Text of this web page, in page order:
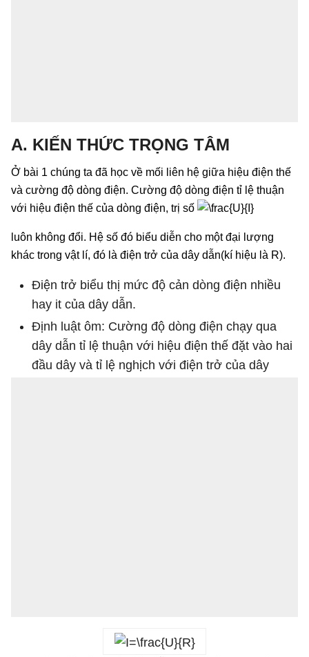
A. KIẾN THỨC TRỌNG TÂM
Ở bài 1 chúng ta đã học về mối liên hệ giữa hiệu điện thế
và cường độ dòng điện. Cường độ dòng điện tỉ lệ thuận
với hiệu điện thế của dòng điện, trị số
luôn không đổi. Hệ số đó biểu diễn cho một đại lượng
khác trong vật lí, đó là điện trở của dây dẫn(kí hiệu là R).
Điện trở biểu thị mức độ cản dòng điện nhiều
hay it của dây dẫn.
Định luật ôm: Cường độ dòng điện chạy qua
dây dẫn tỉ lệ thuận với hiệu điện thế đặt vào hai
đầu dây và tỉ lệ nghịch với điện trở của dây